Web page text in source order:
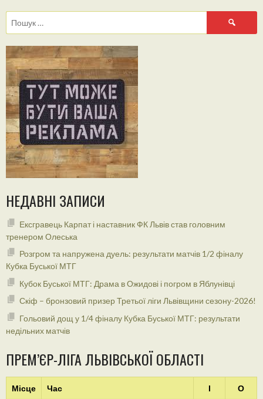
Пошук:
НЕДАВНІ ЗАПИСИ
Ексгравець Карпат і наставник ФК Львів став головним
тренером Олеська
Розгром та напружена дуель: результати матчів 1/2 фіналу
Кубка Буської МТГ
Кубок Буської МТГ: Драма в Ожидові і погром в Яблунівці
Скіф – бронзовий призер Третьої ліги Львівщини сезону-2026!
Гольовий дощ у 1/4 фіналу Кубка Буської МТГ: результати
недільних матчів
ПРЕМ’ЄР-ЛІГА ЛЬВІВСЬКОЇ ОБЛАСТІ
Місце Час І О